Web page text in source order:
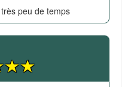
peu de temps